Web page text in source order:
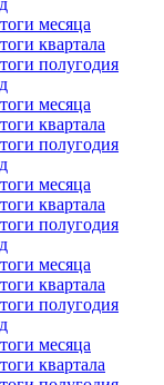
месяца
квартала
полугодия
месяца
квартала
полугодия
месяца
квартала
полугодия
месяца
квартала
полугодия
месяца
квартала